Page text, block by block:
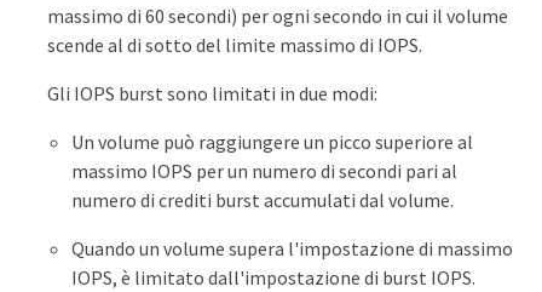
massimo di 60 secondi) per ogni secondo in cui il volume
scende al di sotto del limite massimo di IOPS.
Gli IOPS burst sono limitati in due modi:
Un volume può raggiungere un picco superiore al
massimo IOPS per un numero di secondi pari al
numero di crediti burst accumulati dal volume.
Quando un volume supera l'impostazione di massimo
IOPS, è limitato dall'impostazione di burst IOPS.